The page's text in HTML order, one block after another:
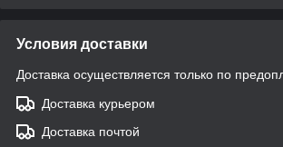
Условия доставки
Доставка осуществляется только по
Доставка курьером
Доставка почтой